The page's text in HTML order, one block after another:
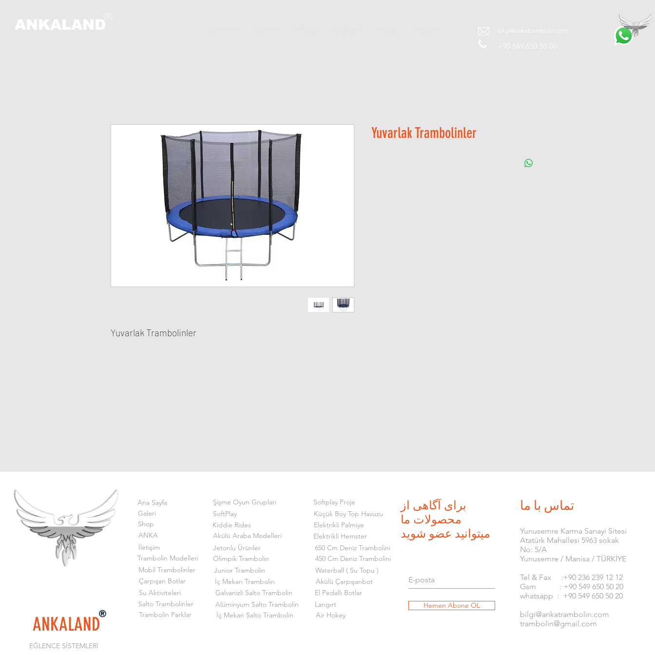
ANKALAND bilgi@ankatrambolin.com
+90 549 650 50 00
Yuvarlak Trambolinler
Yuvarlak Trambolinler
ANKALAND
EĞLENCE SİSTEMLERİ
Ana Sayfa
Galeri
Shop
ANKA
İletişim
Trambolin Modelleri
Mobil Trambolinler
Çarpışan Botlar
Su Aktiviteleri
Salto Trambolinler
Trambolin Parklar
Şişme Oyun Grupları
SoftPlay
Kiddie Rides
Akülü Araba Modelleri
Jetonlu Ürünler
Olimpik Trambolin
Junior Trambolin
İç Mekan Trambolin
Galvanizli Salto Trambolin
Alüminyum Salto Trambolin
İç Mekan Salto Trambolin
Softplay Proje
Küçük Boy Top Havuzu
Elektrikli Palmiye
Elektrikli Hemster
650 Cm Deniz Trambolini
450 Cm Deniz Trambolini
Waterball ( Su Topu )
Akülü Çarpışanbot
El Pedallı Botlar
Langırt
Air Hokey
برای آگاهی از
محصولات ما
میتوانید عضو شوید
Hemen Abone OL
تماس با ما
​Yunusemre Karma Sanayi Sitesi
Atatürk Mahallesi 5963 sokak
No: 5/A
Yunusemre / Manisa / TÜRKİYE
Tel & Fax :+90 236 239 12 12
Gsm : +90 549 650 50 20
whatsapp : +90 549 650 50 20
bilgi@ankatrambolin.com
trambolin@gmail.com